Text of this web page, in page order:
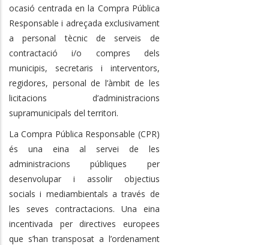
ocasió centrada en la Compra Pública
Responsable i adreçada exclusivament
a personal tècnic de serveis de
contractació i/o compres dels
municipis, secretaris i interventors,
regidores, personal de l’àmbit de les
licitacions d’administracions
supramunicipals del territori.
La Compra Pública Responsable (CPR)
és una eina al servei de les
administracions públiques per
desenvolupar i assolir objectius
socials i mediambientals a través de
les seves contractacions. Una eina
incentivada per directives europees
que s’han transposat a l’ordenament